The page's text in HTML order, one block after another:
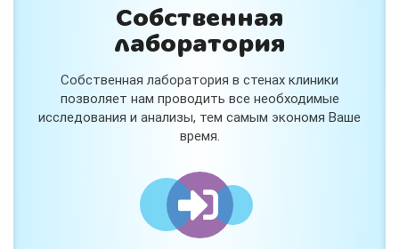
Собственная
лаборатория
Собственная лаборатория в стенах клиники
позволяет нам проводить все необходимые
исследования и анализы, тем самым экономя Ваше
время.